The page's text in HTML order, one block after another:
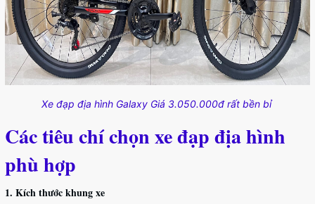
Xe đạp địa hình Galaxy Giá 3.050.000đ rất bền bỉ
Các tiêu chí chọn xe đạp địa hình
phù hợp
1. Kích thước khung xe